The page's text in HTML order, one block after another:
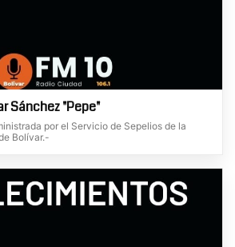
Sánchez "Pepe"
por el Servicio de Sepelios de la
Bolívar.-